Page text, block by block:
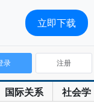
国际关系 社会学
录 注册
立即下载